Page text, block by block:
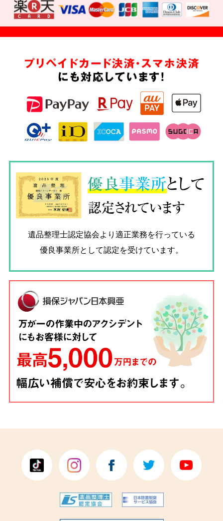
プリペイドカード決済・スマホ決済
にも対応しています!
優良事業所として
認定されています
遺品整理士認定協会より適正業務を行っている
優良事業所として認定を受けています。